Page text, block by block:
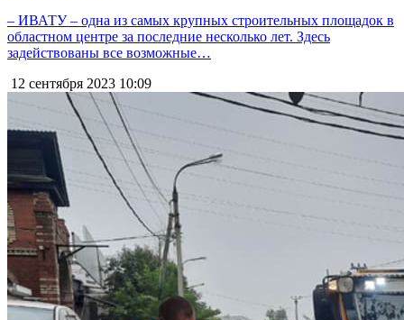
– ИВАТУ – одна из самых крупных строительных площадок в
областном центре за последние несколько лет. Здесь
задействованы все возможные…
12 сентября 2023 10:09